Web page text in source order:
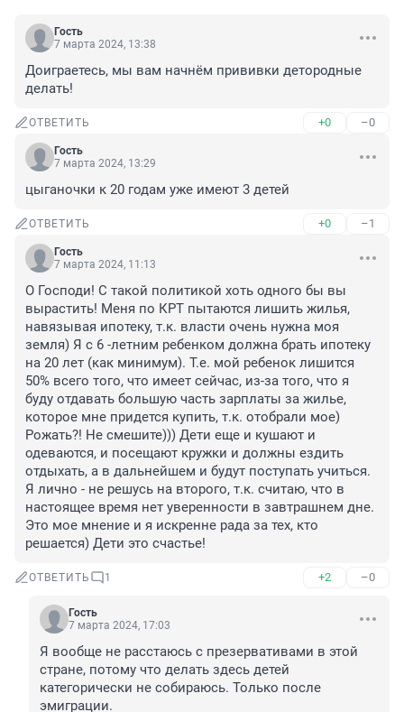
Гость
7 марта 2024, 13:38
Доиграетесь, мы вам начнём прививки детородные
делать!
ОТВЕТИТЬ +0 –0
Гость
7 марта 2024, 13:29
цыганочки к 20 годам уже имеют 3 детей
ОТВЕТИТЬ +0 –1
Гость
7 марта 2024, 11:13
О Господи! С такой политикой хоть одного бы вы
вырастить! Меня по КРТ пытаются лишить жилья,
навязывая ипотеку, т.к. власти очень нужна моя
земля) Я с 6 -летним ребенком должна брать ипотеку
на 20 лет (как минимум). Т.е. мой ребенок лишится
50% всего того, что имеет сейчас, из-за того, что я
буду отдавать большую часть зарплаты за жилье,
которое мне придется купить, т.к. отобрали мое)
Рожать?! Не смешите))) Дети еще и кушают и
одеваются, и посещают кружки и должны ездить
отдыхать, а в дальнейшем и будут поступать учиться.
Я лично - не решусь на второго, т.к. считаю, что в
настоящее время нет уверенности в завтрашнем дне.
Это мое мнение и я искренне рада за тех, кто
решается) Дети это счастье!
ОТВЕТИТЬ 1 +2 –0
Гость
7 марта 2024, 17:03
Я вообще не расстаюсь с презервативами в этой
стране, потому что делать здесь детей
категорически не собираюсь. Только после
эмиграции.